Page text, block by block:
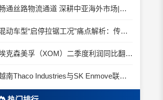
畅通丝路物流通道 深耕中亚海外市场|中国石化SINOPEC润滑油北京-阿拉木图图定班列顺利抵达
混动车型“启停拉锯工况”痛点解析：传统机油为何频繁出现油泥堆积？
埃克森美孚（XOM）二季度利润同比翻倍 创2022年以来新高
越南Thaco Industries与SK Enmove联手合作润滑油